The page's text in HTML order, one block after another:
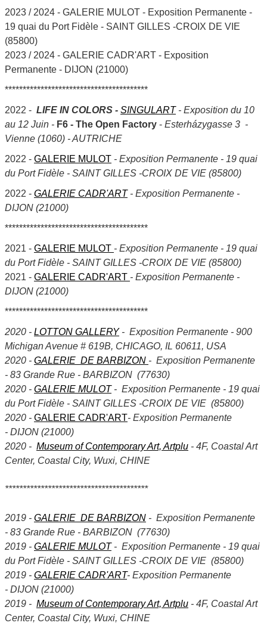
2023 / 2024 - GALERIE MULOT - Exposition Permanente -
19 quai du Port Fidèle - SAINT GILLES -CROIX DE VIE
(85800)
2023 / 2024 - GALERIE CADR'ART - Exposition
Permanente - DIJON (21000)
****************************************
2022 - LIFE IN COLORS - SINGULART- Exposition du 10
au 12 Juin - F6 - The Open Factory - Esterházygasse 3 -
Vienne (1060) - AUTRICHE
2022 - GALERIE MULOT - Exposition Permanente - 19 quai
du Port Fidèle - SAINT GILLES -CROIX DE VIE (85800)
2022 - GALERIE CADR'ART- Exposition Permanente -
DIJON (21000)
****************************************
2021 - GALERIE MULOT - Exposition Permanente - 19 quai
du Port Fidèle - SAINT GILLES -CROIX DE VIE (85800)
2021 - GALERIE CADR'ART - Exposition Permanente -
DIJON (21000)
****************************************
2020 - LOTTON GALLERY- Exposition Permanente - 900
Michigan Avenue # 619B, CHICAGO, IL 60611, USA
2020 - GALERIE DE BARBIZON - Exposition Permanente
- 83 Grande Rue - BARBIZON (77630)
2020 - GALERIE MULOT- Exposition Permanente - 19 quai
du Port Fidèle - SAINT GILLES -CROIX DE VIE (85800)
2020 - GALERIE CADR'ART- Exposition Permanente
- DIJON (21000)
2020 - Museum of Contemporary Art, Artplu - 4F, Coastal Art
Center, Coastal City, Wuxi, CHINE
****************************************
2019 - GALERIE DE BARBIZON - Exposition Permanente
- 83 Grande Rue - BARBIZON (77630)
2019 - GALERIE MULOT- Exposition Permanente - 19 quai
du Port Fidèle - SAINT GILLES -CROIX DE VIE (85800)
2019 - GALERIE CADR'ART- Exposition Permanente
- DIJON (21000)
2019 - Museum of Contemporary Art, Artplu - 4F, Coastal Art
Center, Coastal City, Wuxi, CHINE